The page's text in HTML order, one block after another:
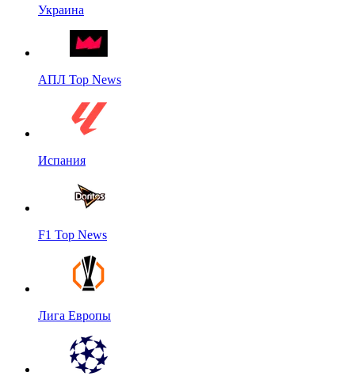
Украина
АПЛ Top News
Испания
F1 Top News
Лига Европы